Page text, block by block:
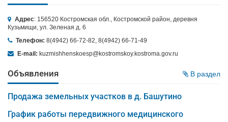
Адрес: 156520 Костромская обл., Костромской район, деревня
Кузьмищи, ул. Зеленая д. 6
Телефон: 8(4942) 66-72-82, 8(4942) 66-71-49
E-mail: kuzmishhenskoesp@kostromskoy.kostroma.gov.ru
Объявления В раздел
Продажа земельных участков в д. Башутино
График работы передвижного медицинского